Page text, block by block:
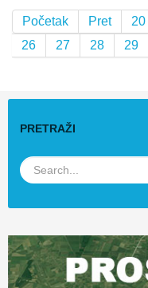
Početak Pret 20
26
27 28 29
PRETRAŽI